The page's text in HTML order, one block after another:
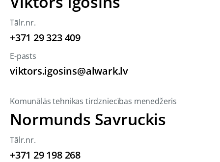
Tālr.nr.
+371 29 323 409
E-pasts
viktors.igosins@alwark.lv
Komunālās tehnikas tirdzniecības menedžeris
Normunds Savruckis
Tālr.nr.
+371 29 198 268